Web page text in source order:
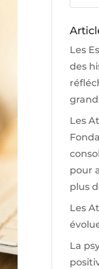
Les
des
Les
pour
plus
Les
La